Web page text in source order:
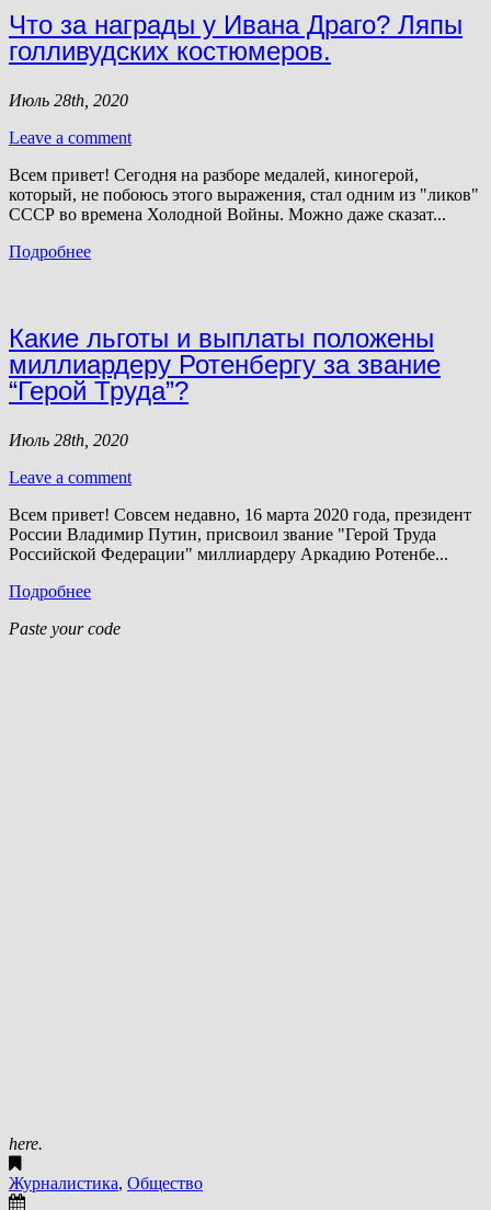
Что за награды у Ивана Драго? Ляпы
голливудских костюмеров.
Июль 28th, 2020
Leave a comment
Всем привет! Сегодня на разборе медалей, киногерой,
который, не побоюсь этого выражения, стал одним из "ликов"
СССР во времена Холодной Войны. Можно даже сказат...
Подробнее
Какие льготы и выплаты положены
миллиардеру Ротенбергу за звание
“Герой Труда”?
Июль 28th, 2020
Leave a comment
Всем привет! Совсем недавно, 16 марта 2020 года, президент
России Владимир Путин, присвоил звание "Герой Труда
Российской Федерации" миллиардеру Аркадию Ротенбе...
Подробнее
Paste your code
here.
Журналистика, Общество